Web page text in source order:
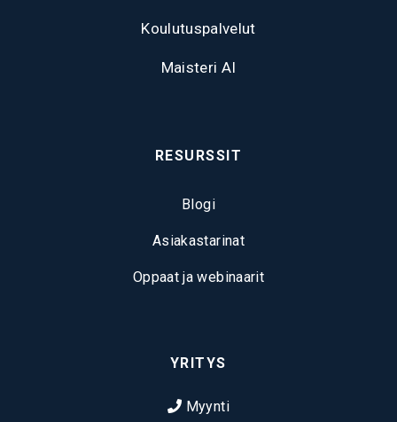
Koulutuspalvelut
Maisteri AI
RESURSSIT
Blogi
Asiakastarinat
Oppaat ja webinaarit
YRITYS
Myynti